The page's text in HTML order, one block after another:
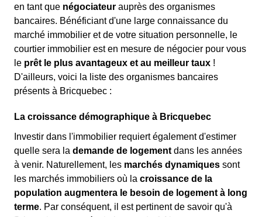
en tant que négociateur auprès des organismes
bancaires. Bénéficiant d'une large connaissance du
marché immobilier et de votre situation personnelle, le
courtier immobilier est en mesure de négocier pour vous
le prêt le plus avantageux et au meilleur taux !
D'ailleurs, voici la liste des organismes bancaires
présents à Bricquebec :
La croissance démographique à Bricquebec
Investir dans l'immobilier requiert également d'estimer
quelle sera la demande de logement dans les années
à venir. Naturellement, les marchés dynamiques sont
les marchés immobiliers où la croissance de la
population augmentera le besoin de logement à long
terme. Par conséquent, il est pertinent de savoir qu'à